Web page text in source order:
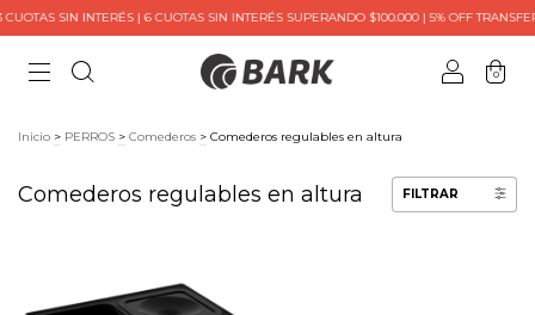
SIN INTERÉS | 6 CUOTAS SIN INTERÉS SUPERANDO $100.000 | 5% OFF
0
Inicio > PERROS > Comederos > Comederos regulables en altura
Comederos regulables en altura FILTRAR